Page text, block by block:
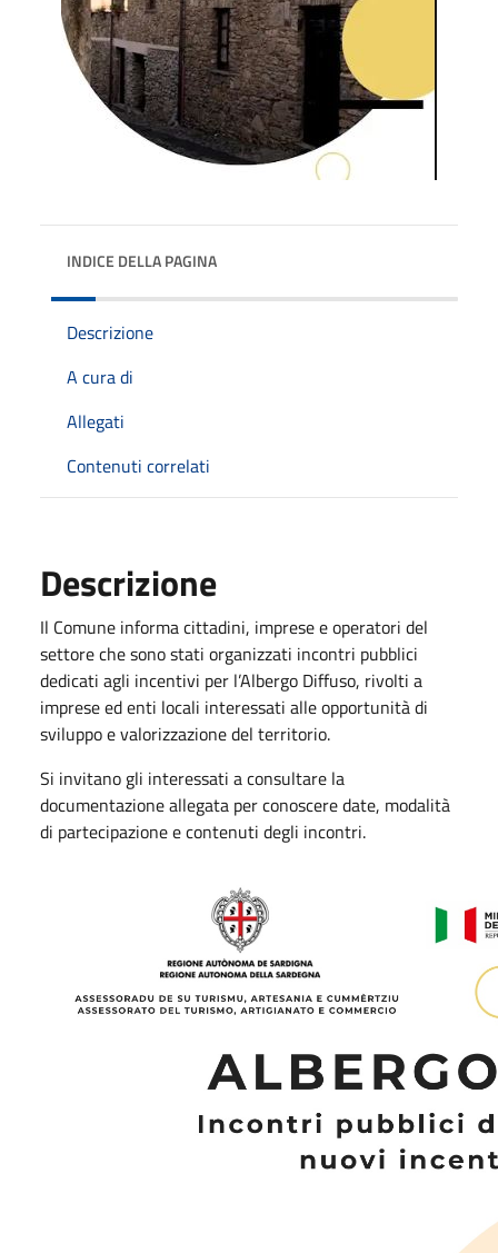
INDICE DELLA PAGINA
Descrizione
A cura di
Allegati
Contenuti correlati
Descrizione
Il Comune informa cittadini, imprese e operatori del
settore che sono stati organizzati incontri pubblici
dedicati agli incentivi per l’Albergo Diffuso, rivolti a
imprese ed enti locali interessati alle opportunità di
sviluppo e valorizzazione del territorio.
Si invitano gli interessati a consultare la
documentazione allegata per conoscere date, modalità
di partecipazione e contenuti degli incontri.